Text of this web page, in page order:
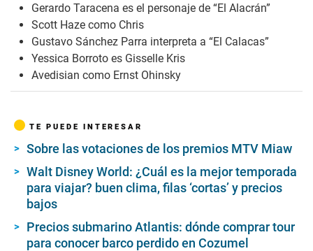
Gerardo Taracena es el personaje de “El Alacrán”
Scott Haze como Chris
Gustavo Sánchez Parra interpreta a “El Calacas”
Yessica Borroto es Gisselle Kris
Avedisian como Ernst Ohinsky
TE PUEDE INTERESAR
Sobre las votaciones de los premios MTV Miaw
Walt Disney World: ¿Cuál es la mejor temporada
para viajar? buen clima, filas ‘cortas’ y precios
bajos
Precios submarino Atlantis: dónde comprar tour
para conocer barco perdido en Cozumel